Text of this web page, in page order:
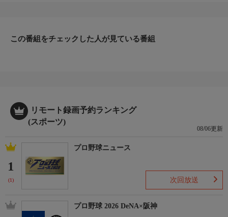
この番組をチェックした人が見ている番組
リモート録画予約ランキング
(スポーツ)
08/06更新
1
(1)
プロ野球ニュース
次回放送
プロ野球 2026 DeNA×阪神